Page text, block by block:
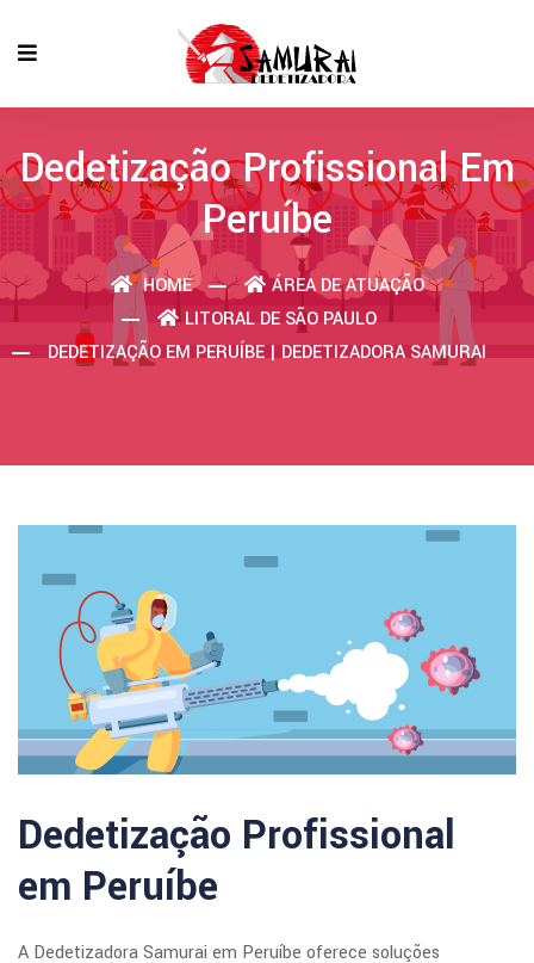
Dedetização Profissional Em
Peruíbe
HOME
ÁREA DE ATUAÇÃO
LITORAL DE SÃO PAULO
DEDETIZAÇÃO EM PERUÍBE | DEDETIZADORA SAMURAI
Dedetização Profissional
em Peruíbe
A Dedetizadora Samurai em Peruíbe oferece soluções